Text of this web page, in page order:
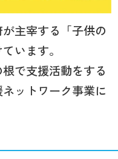
主宰する「子供の
います。
で支援活動をする
ットワーク事業に